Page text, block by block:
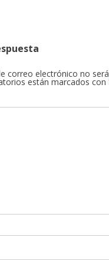
correo electrónico no
están marcados con